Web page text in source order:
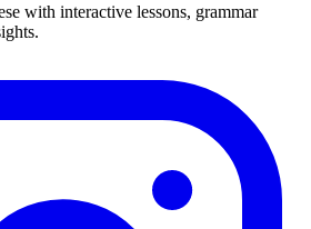
with interactive lessons, grammar